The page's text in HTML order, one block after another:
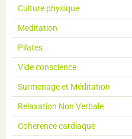
Culture physique
Meditation
Pilates
Vide conscience
Surmenage et Méditation
Relaxation Non Verbale
Coherence cardiaque